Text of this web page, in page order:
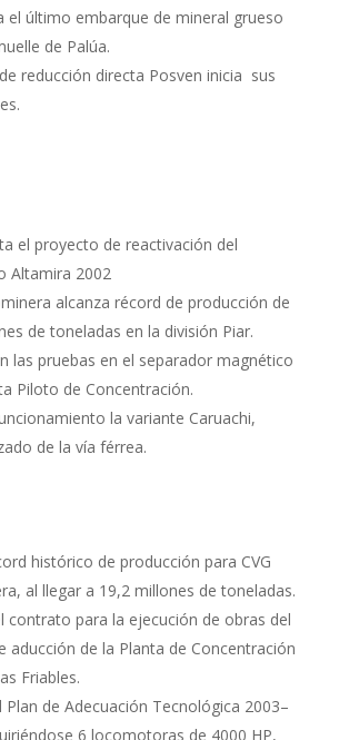
el último embarque de mineral grueso
de Palúa.
reducción directa Posven inicia sus
el proyecto de reactivación del
Altamira 2002
alcanza récord de producción de
de toneladas en la división Piar.
las pruebas en el separador magnético
Piloto de Concentración.
la variante Caruachi,
de la vía férrea.
histórico de producción para CVG
al llegar a 19,2 millones de toneladas.
contrato para la ejecución de obras del
aducción de la Planta de Concentración
Friables.
Plan de Adecuación Tecnológica 2003–
6 locomotoras de 4000 HP,